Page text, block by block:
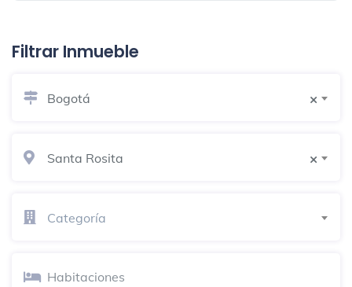
Calle 128 D # 90-02
Empanadas autenticas
Fábrica
Filtrar Inmueble
×
Bogotá
×
Santa Rosita
Categoría